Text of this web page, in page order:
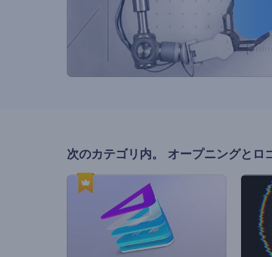
次のカテゴリ内。 オープニングとロ